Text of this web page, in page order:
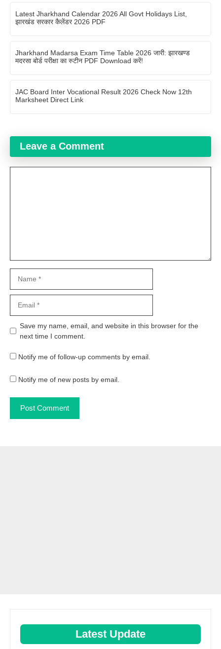
Latest Jharkhand Calendar 2026 All Govt Holidays List,
झारखंड सरकार कैलेंडर 2026 PDF
Jharkhand Madarsa Exam Time Table 2026 जारी: झारखण्ड
मदरसा बोर्ड परीक्षा का रुटीन PDF Download करें!
JAC Board Inter Vocational Result 2026 Check Now 12th
Marksheet Direct Link
Leave a Comment
Website
Save my name, email, and website in this browser for the
next time I comment.
Notify me of follow-up comments by email.
Notify me of new posts by email.
Latest Update